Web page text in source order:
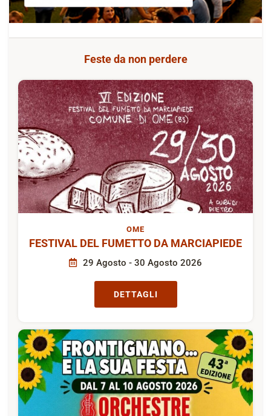
Feste da non perdere
OME
FESTIVAL DEL FUMETTO DA MARCIAPIEDE
29 Agosto - 30 Agosto 2026
DETTAGLI